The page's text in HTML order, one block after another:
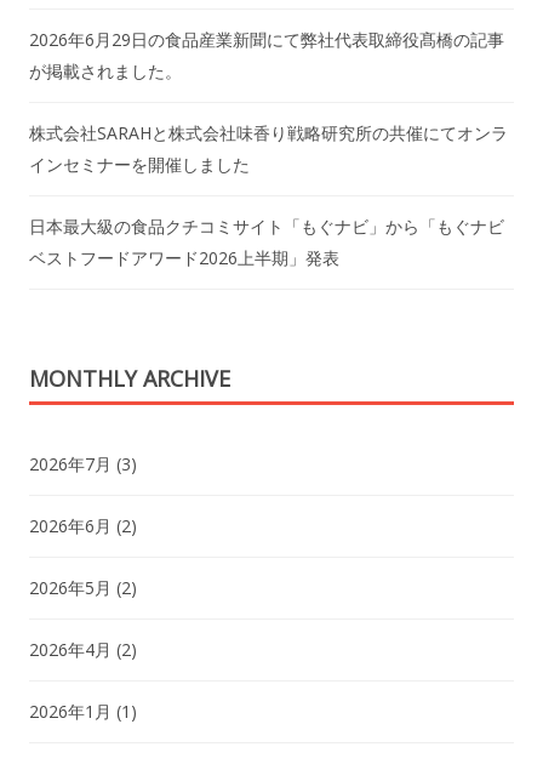
2026年6月29日の食品産業新聞にて弊社代表取締役髙橋の記事
が掲載されました。
株式会社SARAHと株式会社味香り戦略研究所の共催にてオンラ
インセミナーを開催しました
日本最大級の食品クチコミサイト「もぐナビ」から「もぐナビ
ベストフードアワード2026上半期」発表
MONTHLY ARCHIVE
2026年7月 (3)
2026年6月 (2)
2026年5月 (2)
2026年4月 (2)
2026年1月 (1)